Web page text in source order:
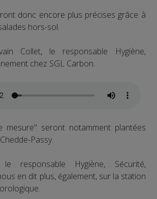
donc encore plus précises grâce à
hors-sol.
Collet, le responsable Hygiène,
chez SGL Carbon.
mesure" seront notamment plantées
Passy.
le responsable Hygiène, Sécurité,
en dit plus, également, sur la station